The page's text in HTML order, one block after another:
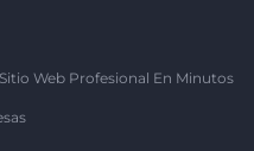
Web Profesional En Minutos